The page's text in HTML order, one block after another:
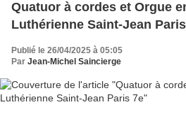
Quatuor à cordes et Orgue
Luthérienne Saint-Jean
Publié le 26/04/2025 à 05:05
Par Jean-Michel Saincierge